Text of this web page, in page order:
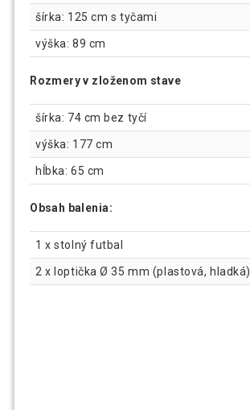
šírka: 125 cm s tyčami
výška: 89 cm
Rozmery v zloženom stave
šírka: 74 cm bez tyčí
výška: 177 cm
hĺbka: 65 cm
Obsah balenia:
1 x stolný futbal
2 x loptička Ø 35 mm (plastová, hladká)